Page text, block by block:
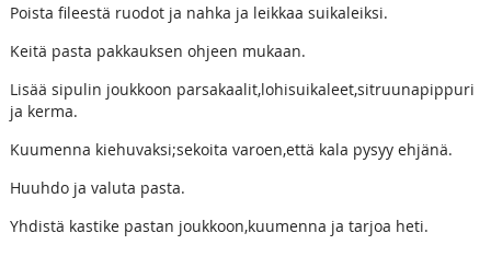
Poista fileestä ruodot ja nahka ja leikkaa suikaleiksi.
Keitä pasta pakkauksen ohjeen mukaan.
Lisää sipulin joukkoon parsakaalit,lohisuikaleet,sitruunapippuri
ja kerma.
Kuumenna kiehuvaksi;sekoita varoen,että kala pysyy ehjänä.
Huuhdo ja valuta pasta.
Yhdistä kastike pastan joukkoon,kuumenna ja tarjoa heti.